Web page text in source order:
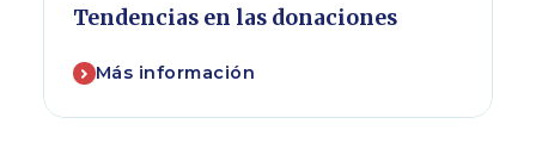
Tendencias en las donaciones
Más información